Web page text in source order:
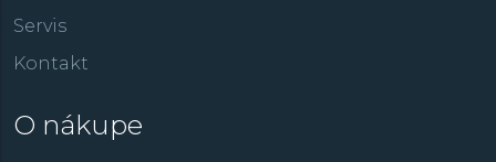
Servis
Kontakt
O nákupe